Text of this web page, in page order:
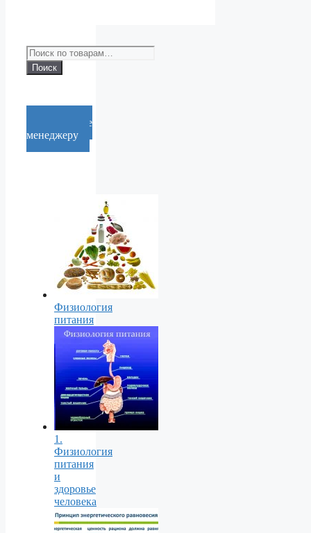
Искать:
Поиск
Cообщение
менеджеру
Физиология
питания
1.
Физиология
питания
и
здоровье
человека